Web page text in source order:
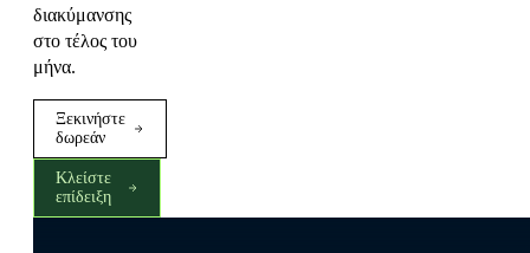
διακύμανσης
στο τέλος του
μήνα.
Ξεκινήστε
δωρεάν
Κλείστε
επίδειξη